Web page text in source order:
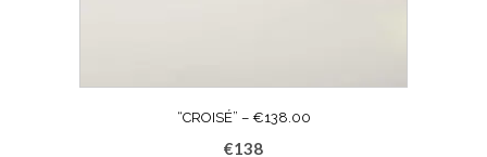
“CROISÉ” – €138.00
€138